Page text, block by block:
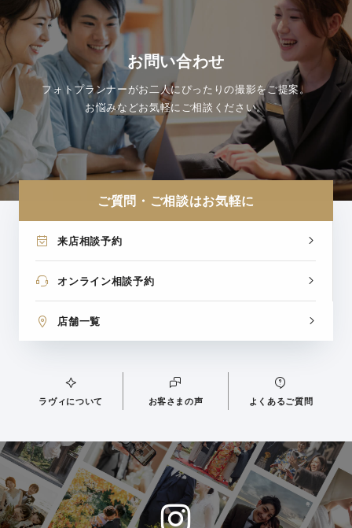
お問い合わせ
フォトプランナーがお二人にぴったりの撮影をご提案。
お悩みなどお気軽にご相談ください。
ご質問・ご相談はお気軽に
来店相談予約
オンライン相談予約
店舗一覧
ラヴィについて お客さまの声 よくあるご質問